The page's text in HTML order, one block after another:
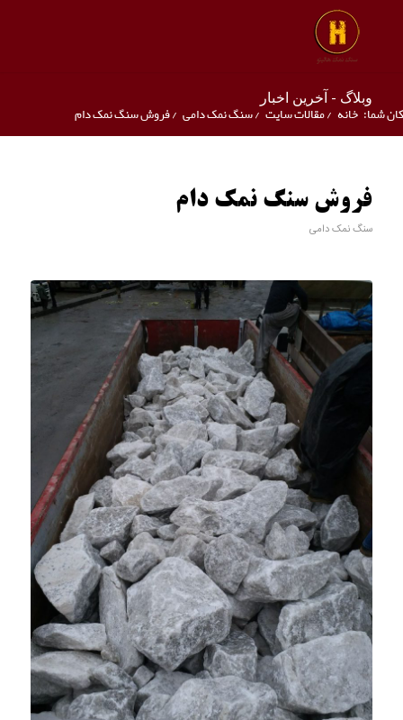
وبلاگ - آخرین اخبار
شما: خانه /مقالات سایت /سنگ نمک دامی /فروش سنگ نمک دام
فروش سنگ نمک دام
سنگ نمک دامی